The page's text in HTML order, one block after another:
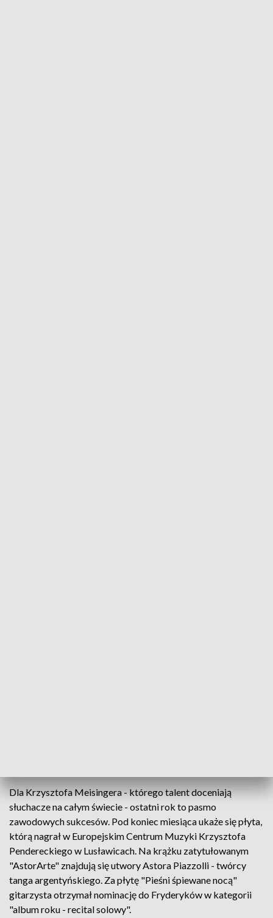
Dla Krzysztofa Meisingera - którego talent doceniają
słuchacze na całym świecie - ostatni rok to pasmo
zawodowych sukcesów. Pod koniec miesiąca ukaże się płyta,
którą nagrał w Europejskim Centrum Muzyki Krzysztofa
Pendereckiego w Lusławicach. Na krążku zatytułowanym
"AstorArte" znajdują się utwory Astora Piazzolli - twórcy
tanga argentyńskiego. Za płytę "Pieśni śpiewane nocą"
gitarzysta otrzymał nominację do Fryderyków w kategorii
"album roku - recital solowy".